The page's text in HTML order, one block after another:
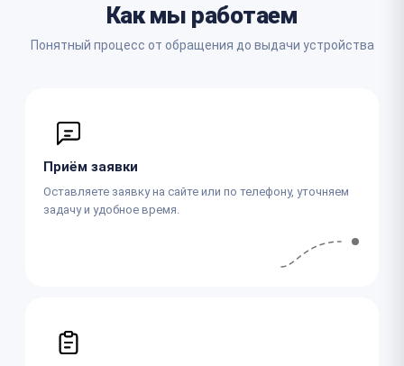
Как мы работаем
Понятный процесс от обращения до выдачи устройства
Приём заявки
Оставляете заявку на сайте или по телефону, уточняем
задачу и удобное время.